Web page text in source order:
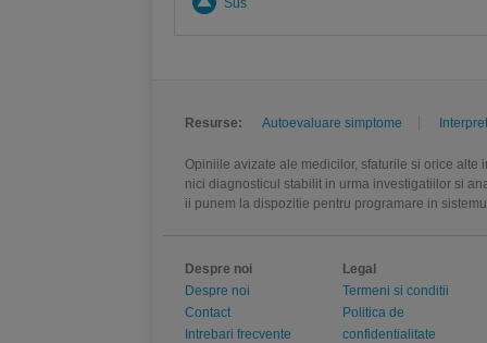
Sus
Resurse: Autoevaluare simptome
Opiniile avizate ale medicilor, sfaturile si orice
nici diagnosticul stabilit in urma investigatiilor si
ii punem la dispozitie pentru programare in
Despre noi
Despre noi
Contact
Intrebari frecvente
Legal
Termeni si conditii
Politica de
confidentialitate